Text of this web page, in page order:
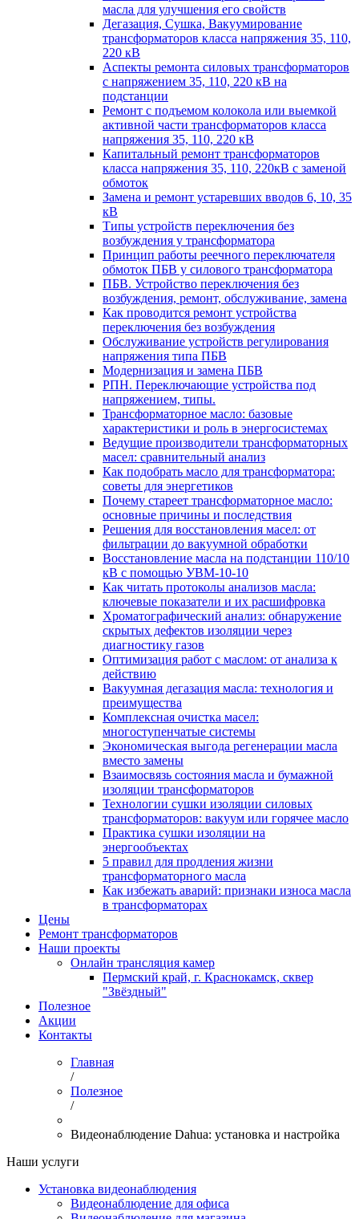
масла для улучшения его свойств
Дегазация, Сушка, Вакуумирование
трансформаторов класса напряжения 35, 110,
220 кВ
Аспекты ремонта силовых трансформаторов
с напряжением 35, 110, 220 кВ на
подстанции
Ремонт с подъемом колокола или выемкой
активной части трансформаторов класса
напряжения 35, 110, 220 кВ
Капитальный ремонт трансформаторов
класса напряжения 35, 110, 220кВ с заменой
обмоток
Замена и ремонт устаревших вводов 6, 10, 35
кВ
Типы устройств переключения без
возбуждения у трансформатора
Принцип работы реечного переключателя
обмоток ПБВ у силового трансформатора
ПБВ. Устройство переключения без
возбуждения, ремонт, обслуживание, замена
Как проводится ремонт устройства
переключения без возбуждения
Обслуживание устройств регулирования
напряжения типа ПБВ
Модернизация и замена ПБВ
РПН. Переключающие устройства под
напряжением, типы.
Трансформаторное масло: базовые
характеристики и роль в энергосистемах
Ведущие производители трансформаторных
масел: сравнительный анализ
Как подобрать масло для трансформатора:
советы для энергетиков
Почему стареет трансформаторное масло:
основные причины и последствия
Решения для восстановления масел: от
фильтрации до вакуумной обработки
Восстановление масла на подстанции 110/10
кВ с помощью УВМ-10-10
Как читать протоколы анализов масла:
ключевые показатели и их расшифровка
Хроматографический анализ: обнаружение
скрытых дефектов изоляции через
диагностику газов
Оптимизация работ с маслом: от анализа к
действию
Вакуумная дегазация масла: технология и
преимущества
Комплексная очистка масел:
многоступенчатые системы
Экономическая выгода регенерации масла
вместо замены
Взаимосвязь состояния масла и бумажной
изоляции трансформаторов
Технологии сушки изоляции силовых
трансформаторов: вакуум или горячее масло
Практика сушки изоляции на
энергообъектах
5 правил для продления жизни
трансформаторного масла
Как избежать аварий: признаки износа масла
в трансформаторах
Цены
Ремонт трансформаторов
Наши проекты
Онлайн трансляция камер
Пермский край, г. Краснокамск, сквер
"Звёздный"
Полезное
Акции
Контакты
Главная
/
Полезное
/
Видеонаблюдение Dahua: установка и настройка
Наши услуги
Установка видеонаблюдения
Видеонаблюдение для офиса